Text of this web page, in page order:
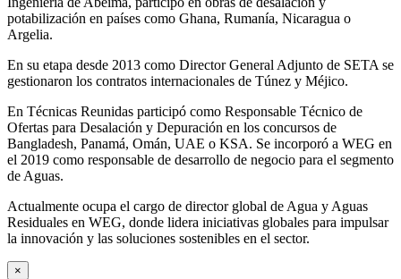
potabilización en países como Ghana, Rumanía, Nicaragua o
Argelia.
En su etapa desde 2013 como Director General Adjunto de SETA se
gestionaron los contratos internacionales de Túnez y Méjico.
En Técnicas Reunidas participó como Responsable Técnico de
Ofertas para Desalación y Depuración en los concursos de
Bangladesh, Panamá, Omán, UAE o KSA. Se incorporó a WEG en
el 2019 como responsable de desarrollo de negocio para el segmento
de Aguas.
Actualmente ocupa el cargo de director global de Agua y Aguas
Residuales en WEG, donde lidera iniciativas globales para impulsar
la innovación y las soluciones sostenibles en el sector.
×